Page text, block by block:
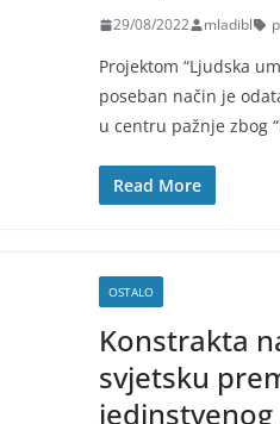
29/08/2022 mladibl
Projektom “Ljudska
poseban način je
u centru pažnje zbog
Read More
OSTALO
Konstrakta
svjetsku